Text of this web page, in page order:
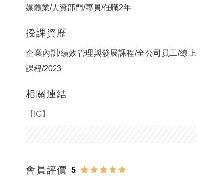
媒體業/人資部門/專員/任職2年
授課資歷
企業內訓/績效管理與發展課程/全公司員工/線上
課程/2023
相關連結
【IG】
會員評價
5